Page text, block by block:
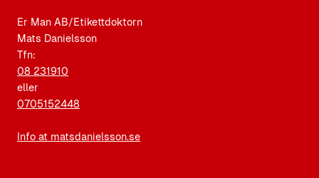
Er Man AB/Etikettdoktorn
Mats Danielsson
Tfn:
08 231910
eller
0705152448
Info at matsdanielsson.se